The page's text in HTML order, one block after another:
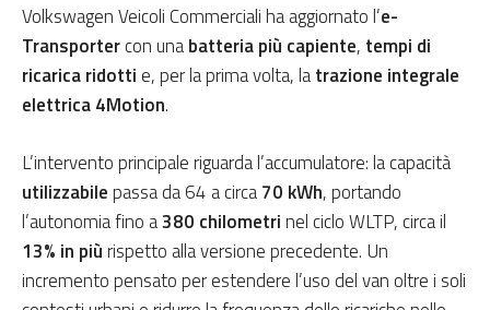
Volkswagen Veicoli Commerciali ha aggiornato l’e-
Transportercon unabatteria più capiente, tempi di
ricarica ridotti e, per la prima volta, latrazione integrale
elettrica 4Motion.
L’intervento principale riguarda l’accumulatore: la capacità
utilizzabilepassa da 64 a circa70 kWh, portando
l’autonomia fino a380 chilometrinel ciclo WLTP, circa il
13% in piùrispetto alla versione precedente. Un
incremento pensato per estendere l’uso del van oltre i soli